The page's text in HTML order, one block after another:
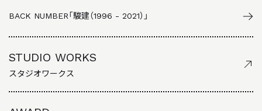
BACK NUMBER「駿建（1996 - 2021）」
STUDIO WORKS
スタジオワークス